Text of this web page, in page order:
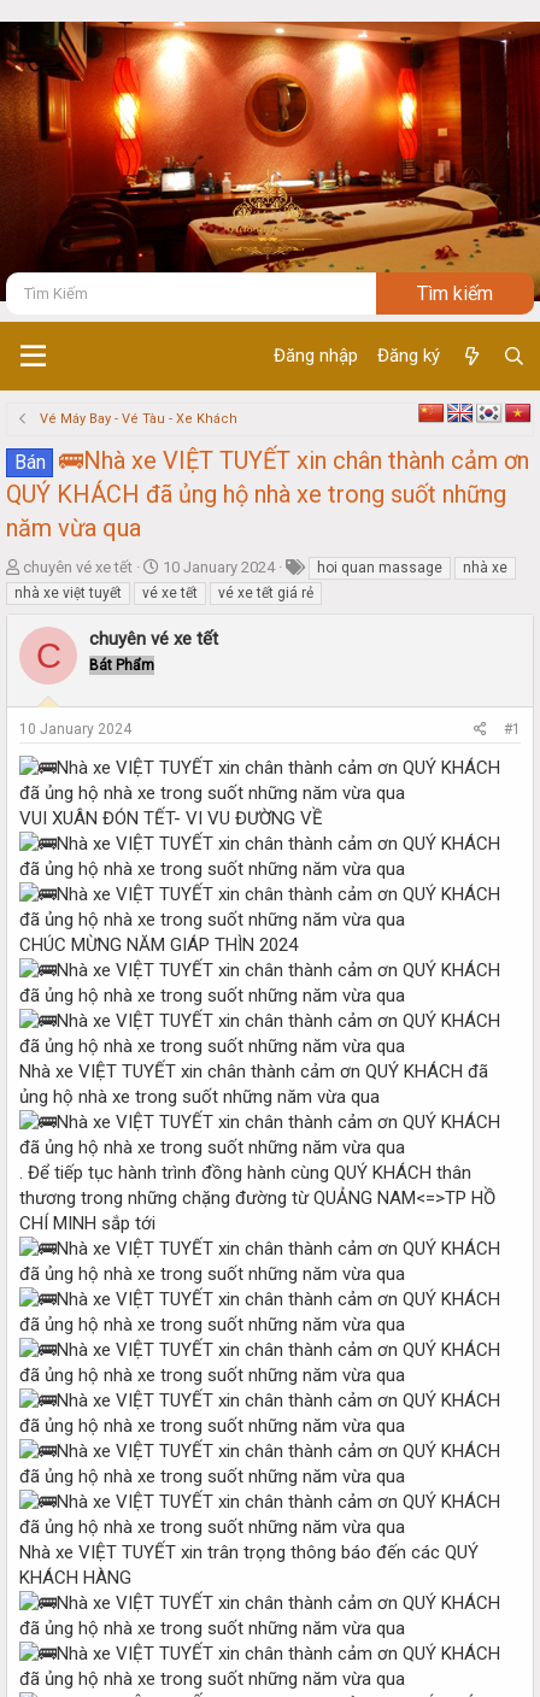
Đăng nhập Đăng ký
Vé Máy Bay - Vé Tàu - Xe Khách
Bán
🚌Nhà xe VIỆT TUYẾT xin chân thành cảm ơn
QUÝ KHÁCH đã ủng hộ nhà xe trong suốt những
năm vừa qua
T
h
r
e
d
a
r
t
e
r
chuyên vé xe tết
S
t
a
r
10 January 2024 hoi quan massage
nhà xe
nhà xe việt tuyết
vé xe tết vé xe tết giá rẻ
C chuyên vé xe tết
Bát Phẩm
10 January 2024 #1
VUI XUÂN ĐÓN TẾT- VI VU ĐƯỜNG VỀ
CHÚC MỪNG NĂM GIÁP THÌN 2024
Nhà xe VIỆT TUYẾT xin chân thành cảm ơn QUÝ KHÁCH đã
ủng hộ nhà xe trong suốt những năm vừa qua
. Để tiếp tục hành trình đồng hành cùng QUÝ KHÁCH thân
thương trong những chặng đường từ QUẢNG NAM<=>TP HỒ
CHÍ MINH sắp tới
Nhà xe VIỆT TUYẾT xin trân trọng thông báo đến các QUÝ
KHÁCH HÀNG